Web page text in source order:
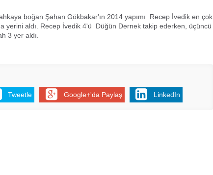
boğan Şahan Gökbakar'ın 2014 yapımı Recep İvedik en çok
yerini aldı. Recep İvedik 4'ü Düğün Dernek takip ederken, üçüncü
3 yer aldı.
Tweetle Google+'da Paylaş LinkedIn